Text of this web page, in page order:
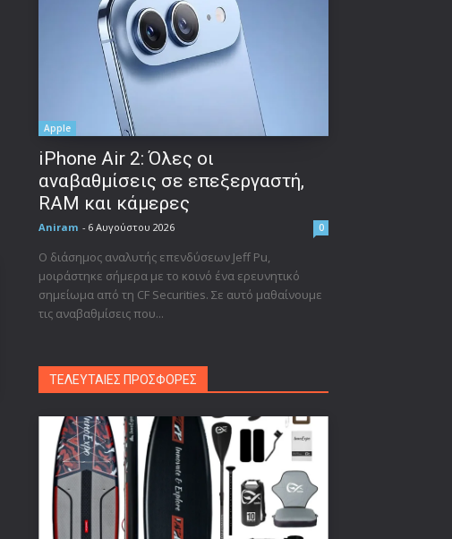
Apple
iPhone Air 2: Όλες οι
αναβαθμίσεις σε επεξεργαστή,
RAM και κάμερες
Aniram - 6 Αυγούστου 2026 0
Ο διάσημος αναλυτής επενδύσεων Jeff Pu,
μοιράστηκε σήμερα με το κοινό ένα ερευνητικό
σημείωμα από τη CF Securities. Σε αυτό μαθαίνουμε
τις αναβαθμίσεις που...
ΤΕΛΕΥΤΑΙΕΣ ΠΡΟΣΦΟΡΕΣ